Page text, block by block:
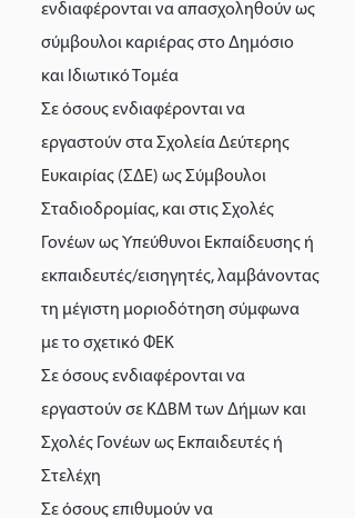
ενδιαφέρονται να απασχοληθούν ως
σύμβουλοι καριέρας στο Δημόσιο
και Ιδιωτικό Τομέα
Σε όσους ενδιαφέρονται να
εργαστούν στα Σχολεία Δεύτερης
Ευκαιρίας (ΣΔΕ) ως Σύμβουλοι
Σταδιοδρομίας, και στις Σχολές
Γονέων ως Υπεύθυνοι Εκπαίδευσης ή
εκπαιδευτές/εισηγητές, λαμβάνοντας
τη μέγιστη μοριοδότηση σύμφωνα
με το σχετικό ΦΕΚ
Σε όσους ενδιαφέρονται να
εργαστούν σε ΚΔΒΜ των Δήμων και
Σχολές Γονέων ως Εκπαιδευτές ή
Στελέχη
Σε όσους επιθυμούν να